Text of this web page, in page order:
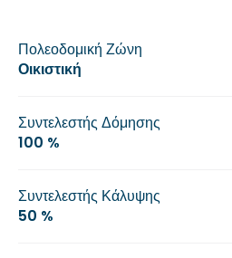
Πολεοδομική Ζώνη
Οικιστική
Συντελεστής Δόμησης
100 %
Συντελεστής Κάλυψης
50 %